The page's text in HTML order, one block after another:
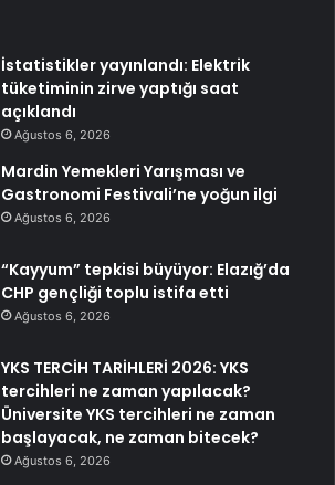
İstatistikler yayınlandı: Elektrik
tüketiminin zirve yaptığı saat
açıklandı
Ağustos 6, 2026
Mardin Yemekleri Yarışması ve
Gastronomi Festivali’ne yoğun ilgi
Ağustos 6, 2026
“Kayyum” tepkisi büyüyor: Elazığ’da
CHP gençliği toplu istifa etti
Ağustos 6, 2026
YKS TERCİH TARİHLERİ 2026: YKS
tercihleri ne zaman yapılacak?
Üniversite YKS tercihleri ne zaman
başlayacak, ne zaman bitecek?
Ağustos 6, 2026